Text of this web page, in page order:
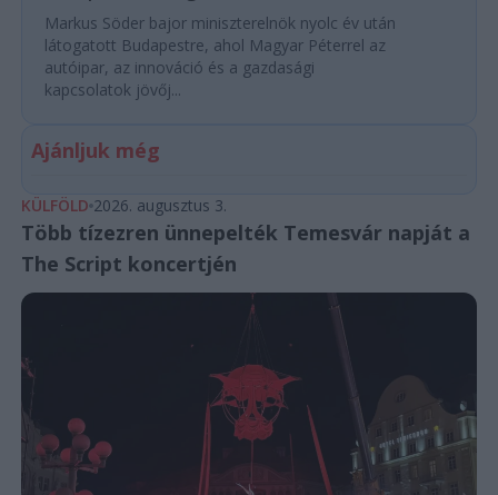
Markus Söder bajor miniszterelnök nyolc év után
látogatott Budapestre, ahol Magyar Péterrel az
autóipar, az innováció és a gazdasági
kapcsolatok jövőj...
Ajánljuk még
KÜLFÖLD 2026. augusztus 3.
Több tízezren ünnepelték Temesvár napját a
The Script koncertjén